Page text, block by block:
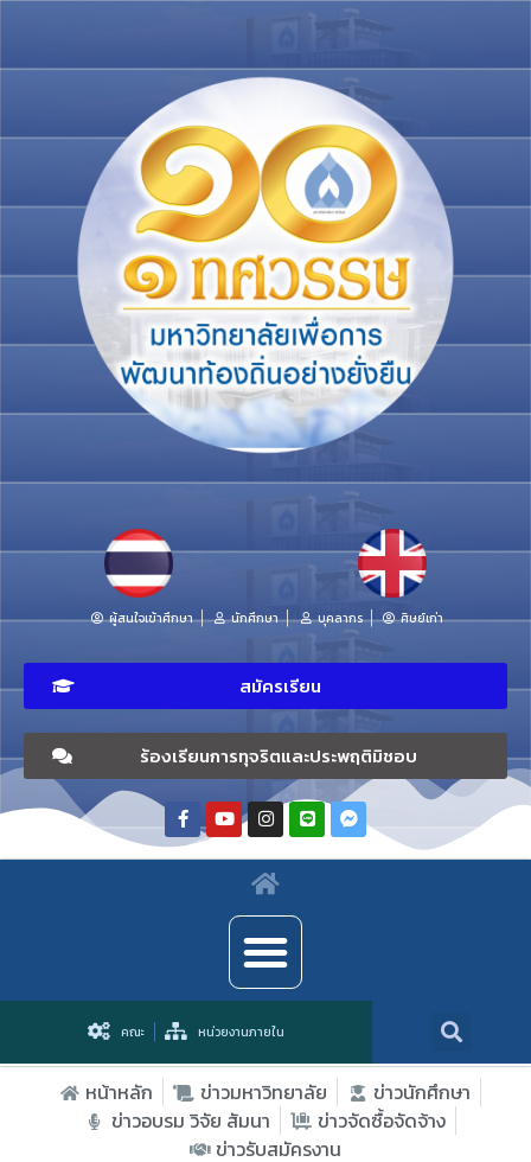
ผู้สนใจเข้าศึกษา นักศึกษา บุคลากร ศิษย์เก่า
สมัครเรียน
ร้องเรียนการทุจริตและประพฤติมิชอบ
คณะ หน่วยงานภายใน
หน้าหลัก ข่าวมหาวิทยาลัย
ข่าวนักศึกษา
ข่าวอบรม วิจัย สัมนา
ข่าวจัดซื้อจัดจ้าง
ข่าวรับสมัครงาน